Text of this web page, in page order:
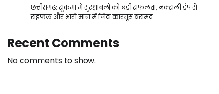
छत्तीसगढ़: सुकमा में सुरक्षाबलों को बड़ी सफलता, नक्सली डंप से
राइफल और भारी मात्रा में जिंदा कारतूस बरामद
Recent Comments
No comments to show.